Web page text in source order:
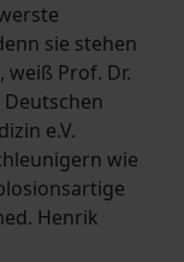
sie stehen
weiß Prof. Dr.
e.V.
wie
Henrik